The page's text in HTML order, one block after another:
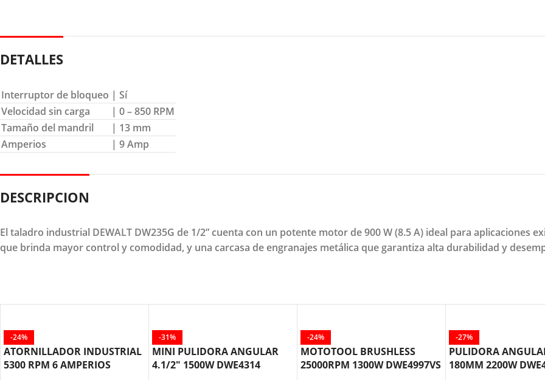
DETALLES
Interruptor de bloqueo | Sí
Velocidad sin carga
| 0 – 850 RPM
Tamaño del mandril
| 13 mm
Amperios
| 9 Amp
DESCRIPCION
El taladro industrial DEWALT DW235G de 1/2” cuenta con un potente motor de 900 W (8.5 A) ideal para aplicaciones
que brinda mayor control y comodidad, y una carcasa de engranajes metálica que garantiza alta durabilidad y
-24%
ATORNILLADOR INDUSTRIAL
5300 RPM 6 AMPERIOS
-31%
MINI PULIDORA ANGULAR
4.1/2″ 1500W DWE4314
-24%
MOTOTOOL BRUSHLESS
25000RPM 1300W DWE4997VS
-27%
PULIDORA
180MM 2200W